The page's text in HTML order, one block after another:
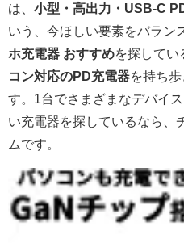
は、 小型・高出力・USB-C
いう、今ほしい要素をバラン
ホ充電器 おすすめを探してい
コン対応のPD充電器を持ち
す。1台でさまざまなデバイ
い充電器を探しているなら、
ムです。